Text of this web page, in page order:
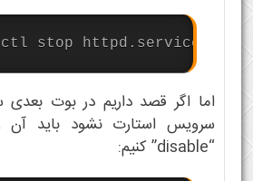
stop httpd.service
اما اگر قصد داریم در بوت
سرویس استارت نشود باید آن
“disable” کنیم: